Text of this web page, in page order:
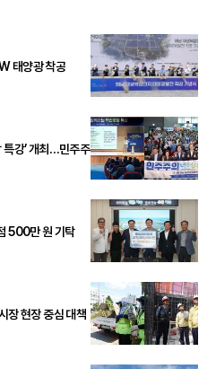
태양광 착공
특강’ 개최…민주주
500만 원 기탁
장 현장 중심 대책